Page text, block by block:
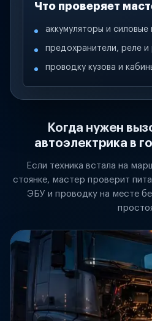
Что проверяет
аккумуляторы и силовые
предохранители, реле и
проводку кузова и
Когда нужен
автоэлектрика в
Если техника встала на
стоянке, мастер проверит
ЭБУ и проводку на месте